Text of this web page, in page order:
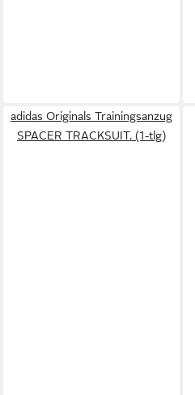
adidas Originals Trainingsanzug
SPACER TRACKSUIT. (1-tlg)